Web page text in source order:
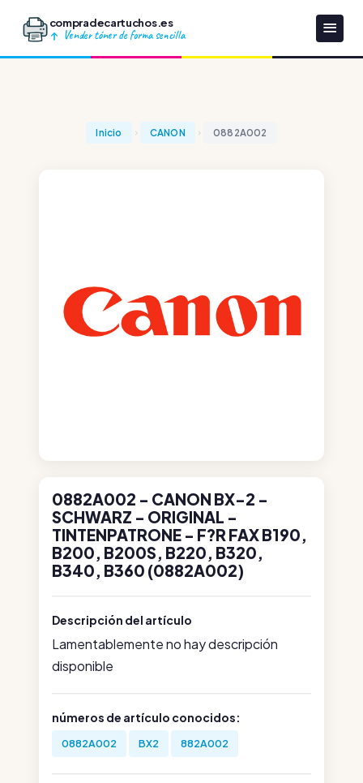
compradecartuchos.es
Vender tóner de forma sencilla
Inicio CANON 0882A002
0882A002 - CANON BX-2 -
SCHWARZ - ORIGINAL -
TINTENPATRONE - F?R FAX B190,
B200, B200S, B220, B320,
B340, B360 (0882A002)
Descripción del artículo
Lamentablemente no hay descripción
disponible
números de artículo conocidos:
0882A002 BX2 882A002